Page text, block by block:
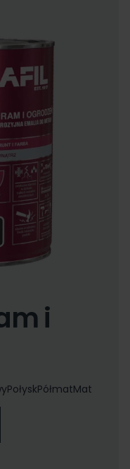
i
PołyskPółmatMat